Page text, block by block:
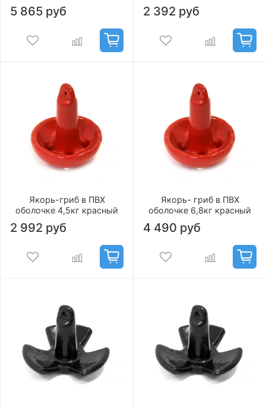
5 865 руб 2 392 руб
Якорь-гриб в ПВХ
оболочке 4,5кг красный
2 992 руб
Якорь- гриб в ПВХ
оболочке 6,8кг красный
4 490 руб